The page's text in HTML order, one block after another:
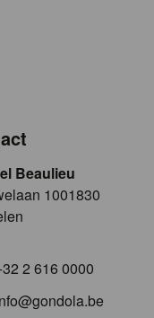
Beaulieu
1001830
2 616 0000